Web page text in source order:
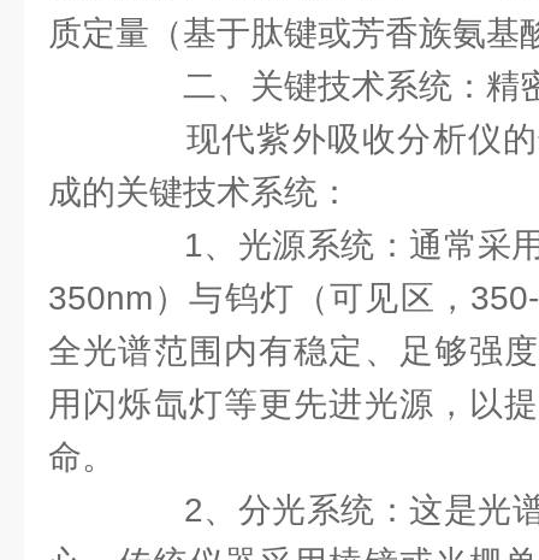
质定量（基于肽键或芳香族氨基
二、关键技术系统：精
现代紫外吸收分析仪的
成的关键技术系统：
1、光源系统：通常采用
350nm）与钨灯（可见区，
全光谱范围内有稳定、足够强
用闪烁氙灯等更先进光源，以
命。
2、分光系统：这是光谱